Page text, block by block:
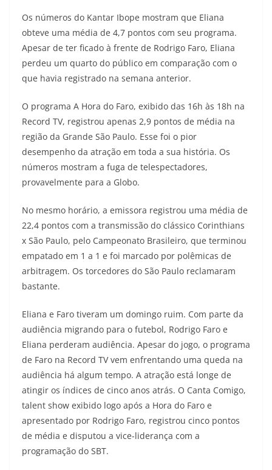
Os números do Kantar Ibope mostram que Eliana
obteve uma média de 4,7 pontos com seu programa.
Apesar de ter ficado à frente de Rodrigo Faro, Eliana
perdeu um quarto do público em comparação com o
que havia registrado na semana anterior.
O programa A Hora do Faro, exibido das 16h às 18h na
Record TV, registrou apenas 2,9 pontos de média na
região da Grande São Paulo. Esse foi o pior
desempenho da atração em toda a sua história. Os
números mostram a fuga de telespectadores,
provavelmente para a Globo.
No mesmo horário, a emissora registrou uma média de
22,4 pontos com a transmissão do clássico Corinthians
x São Paulo, pelo Campeonato Brasileiro, que terminou
empatado em 1 a 1 e foi marcado por polêmicas de
arbitragem. Os torcedores do São Paulo reclamaram
bastante.
Eliana e Faro tiveram um domingo ruim. Com parte da
audiência migrando para o futebol, Rodrigo Faro e
Eliana perderam audiência. Apesar do jogo, o programa
de Faro na Record TV vem enfrentando uma queda na
audiência há algum tempo. A atração está longe de
atingir os índices de cinco anos atrás. O Canta Comigo,
talent show exibido logo após a Hora do Faro e
apresentado por Rodrigo Faro, registrou cinco pontos
de média e disputou a vice-liderança com a
programação do SBT.